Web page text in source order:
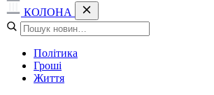
КОЛОНА
Політика
Гроші
Життя